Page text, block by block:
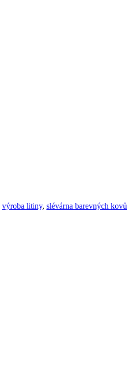
výroba litiny, slévárna barevných kovů